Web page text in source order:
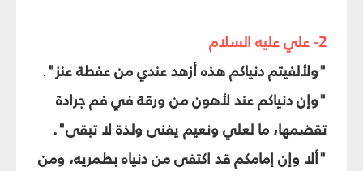
2- علي عليه السلام
"ولألفيتم دنياكم هذه أزهد عندي من عفطة عنز".
"وإن دنياكم عند لأهون من ورقة في فم جرادة
تقضمها، ما لعلي ونعيم يفنى ولذة لا تبقى".
"ألا وإن إمامكم قد اكتفى من دنياه بطمريه، ومن